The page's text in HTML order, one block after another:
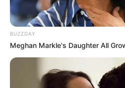
BUZZDAY
Meghan Markle's Daughter All